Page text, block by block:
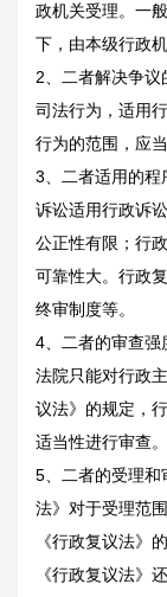
政机关受理。一
下，由本级行政机
2、二者解决争
司法行为，适用
行为的范围，应
3、二者适用的程
诉讼适用行政诉
公正性有限；行
可靠性大。行政
终审制度等。
4、二者的审查强
法院只能对行政
议法》的规定，
适当性进行审查。
5、二者的受理和
法》对于受理范
《行政复议法》
《行政复议法》